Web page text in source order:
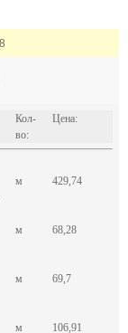
Кол-
во:
Цена:
м 429,74
м 68,28
м 69,7
м 106,91